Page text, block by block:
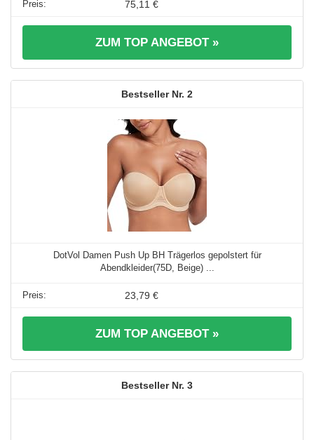
75,11 €
ZUM TOP ANGEBOT »
2
DotVol Damen Push Up BH Trägerlos gepolstert für
Abendkleider(75D, Beige) ...
23,79 €
ZUM TOP ANGEBOT »
3